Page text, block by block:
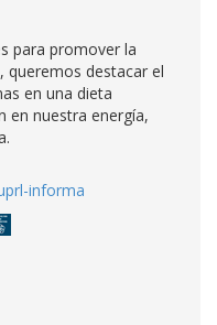
para promover la
queremos destacar el
en una dieta
en nuestra energía,
informa